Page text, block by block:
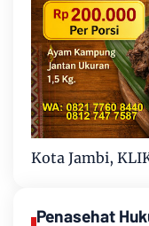
Kota Jambi,
Penasehat